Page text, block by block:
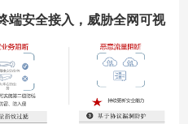
端安全接入，威胁全网可视